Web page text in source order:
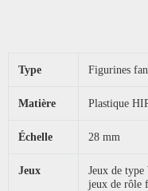
Type Figurines
Matière Plastique
Échelle 28 mm
Jeux
Jeux de
jeux de rôle